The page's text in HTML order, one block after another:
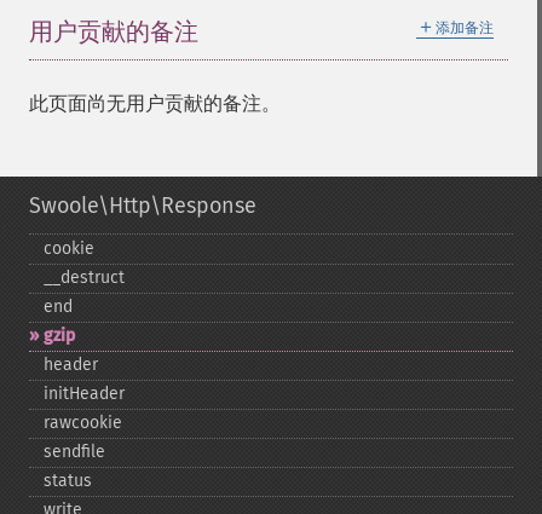
＋ 添加备注
用户贡献的备注
此页面尚无用户贡献的备注。
Swoole\Http\Response
cookie
_​_​destruct
end
gzip
header
initHeader
rawcookie
sendfile
status
write